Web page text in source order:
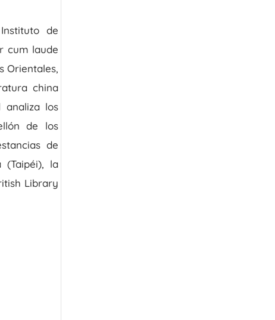
de
cum laude
Orientales,
china
analiza los
de los
de
(Taipéi), la
Library